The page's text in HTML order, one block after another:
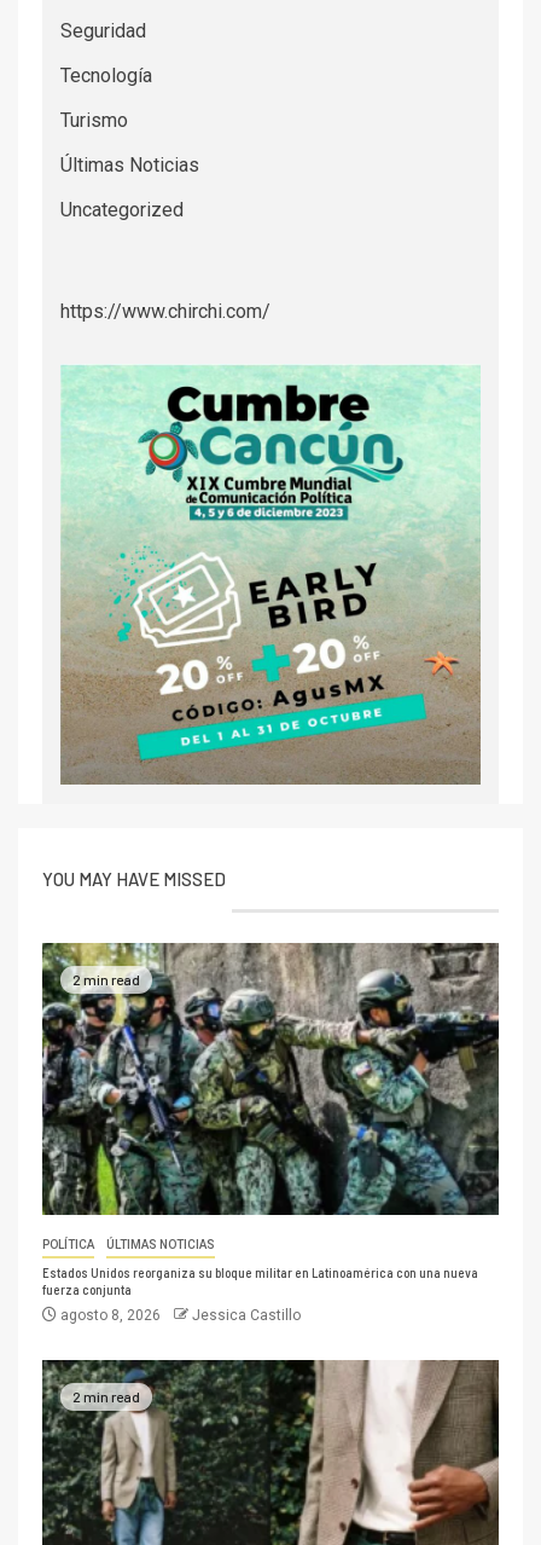
Seguridad
Tecnología
Turismo
Últimas Noticias
Uncategorized
https://www.chirchi.com/
YOU MAY HAVE MISSED
2 min read
POLÍTICA ÚLTIMAS NOTICIAS
Estados Unidos reorganiza su bloque militar en Latinoamérica con una nueva
fuerza conjunta
agosto 8, 2026 Jessica Castillo
2 min read